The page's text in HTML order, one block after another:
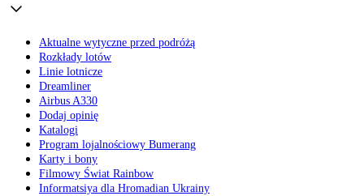
Aktualne wytyczne przed podróżą
Rozkłady lotów
Linie lotnicze
Dreamliner
Airbus A330
Dodaj opinię
Katalogi
Program lojalnościowy Bumerang
Karty i bony
Filmowy Świat Rainbow
Informatsiya dla Hromadian Ukrainy